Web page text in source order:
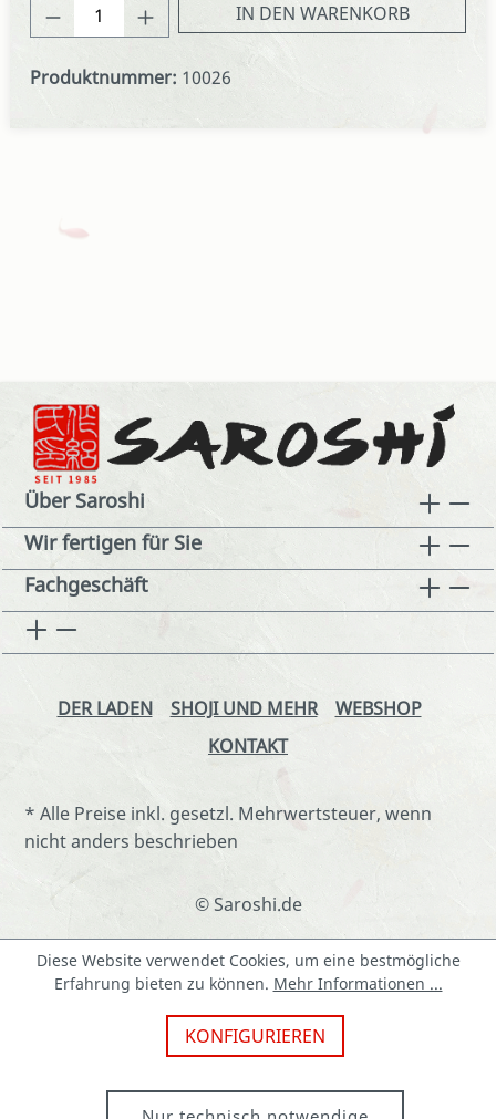
Produkt Anzahl: Gib denIN DEN WARENKORB
Produktnummer: 10026
Über Saroshi
Wir fertigen für Sie
Fachgeschäft
DER LADEN SHOJI UND MEHR
WEBSHOP
KONTAKT
* Alle Preise inkl. gesetzl. Mehrwertsteuer, wenn
nicht anders beschrieben
© Saroshi.de
Diese Website verwendet Cookies, um eine bestmögliche
Erfahrung bieten zu können. Mehr Informationen ...
KONFIGURIEREN